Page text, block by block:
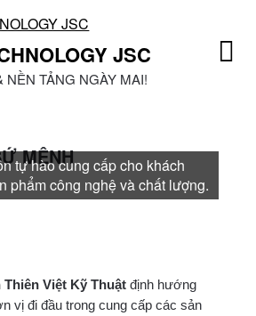
JSC
NỀN TẢNG NGÀY MAI!
MỆNH
tự hào cung cấp cho khách
phẩm công nghệ và chất lượng.
Việt Kỹ Thuật định hướng
vị đi đầu trong cung cấp các sản